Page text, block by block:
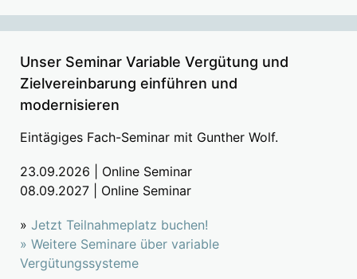
Unser Seminar Variable Vergütung und
Zielvereinbarung einführen und
modernisieren
Eintägiges Fach-Seminar mit Gunther Wolf.
23.09.2026 | Online Seminar
08.09.2027 | Online Seminar
» Jetzt Teilnahmeplatz buchen!
» Weitere Seminare über variable
Vergütungssysteme